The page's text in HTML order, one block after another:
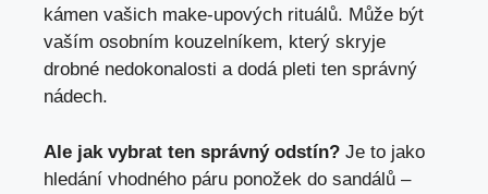
kámen vašich make-upových rituálů. Může být
vaším osobním kouzelníkem, který skryje
drobné nedokonalosti a dodá pleti ten správný
nádech.
Ale jak vybrat ten správný odstín? Je to jako
hledání vhodného páru ponožek do sandálů –